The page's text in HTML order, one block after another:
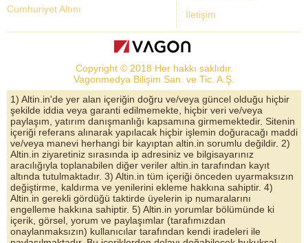
İletişim
Cumhuriyet Altını
Dolar Kuru
Altın Yorumları
Döviz Kurları
Çeyrek Altın
Bitcoin
Euro/Dolar Parite
Sterlin
Döviz Arşivi
Copyright © 2018 Her hakkı saklıdır.
Vagonmedya Bilişim San. ve Tic. A.Ş.
1) Altin.in'de yer alan içeriğin doğru ve/veya güncel olduğu hiçbir
şekilde iddia veya garanti edilmemekte, hiçbir veri ve/veya
paylaşım, yatırım danışmanlığı kapsamına girmemektedir. Sitenin
içeriği referans alınarak yapılacak hiçbir işlemin doğuracağı maddi
ve/veya manevi herhangi bir kayıptan altin.in sorumlu değildir. 2)
Altin.in ziyaretiniz sırasında ip adresiniz ve bilgisayarınız
aracılığıyla toplanabilen diğer veriler altin.in tarafından kayıt
altında tutulmaktadır. 3) Altin.in tüm içeriği önceden uyarmaksızın
değiştirme, kaldırma ve yenilerini ekleme hakkına sahiptir. 4)
Altin.in gerekli gördüğü taktirde üyelerin ip numaralarını
engelleme hakkına sahiptir. 5) Altin.in yorumlar bölümünde ki
içerik, görsel, yorum ve paylaşımlar (tarafımızdan
onaylanmaksızın) kullanıcılar tarafından kendi iradeleri ile